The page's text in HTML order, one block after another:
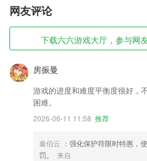
网友评论
下载六六游戏大厅，参与网
房振曼
游戏的进度和难度平衡度很好，
困难。
2026-06-11 11:58 推荐
秦伯云 ：强化保护符限时特惠，
罚。
来自